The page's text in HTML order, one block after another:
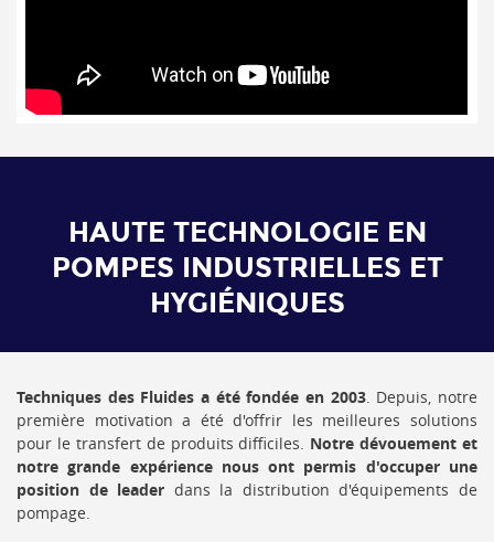
HAUTE TECHNOLOGIE EN
POMPES INDUSTRIELLES ET
HYGIÉNIQUES
Techniques des Fluides a été fondée en 2003. Depuis, notre
première motivation a été d'offrir les meilleures solutions
pour le transfert de produits difficiles. Notre dévouement et
notre grande expérience nous ont permis d'occuper une
position de leader dans la distribution d'équipements de
pompage.